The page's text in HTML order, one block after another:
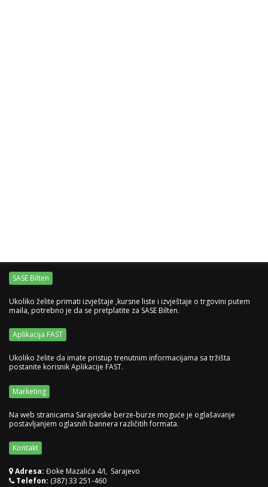
SASE Bilten
Ukoliko želite primati izvještaje ,kursne liste i izvještaje o trgovini putem
maila, potrebno je da se pretplatite za SASE Bilten.
Aplikacija FAST
Ukoliko želite da imate pristup trenutnim informacijama sa tržišta
postanite korisnik Aplikacije FAST.
Marketing
Na web stranicama Sarajevske berze-burze moguće je oglašavanje
postavljanjem oglasnih bannera različitih formata.
Kontakt
Adresa: Đoke Mazalića 4/I, Sarajevo
Telefon: (387) 33 251-460